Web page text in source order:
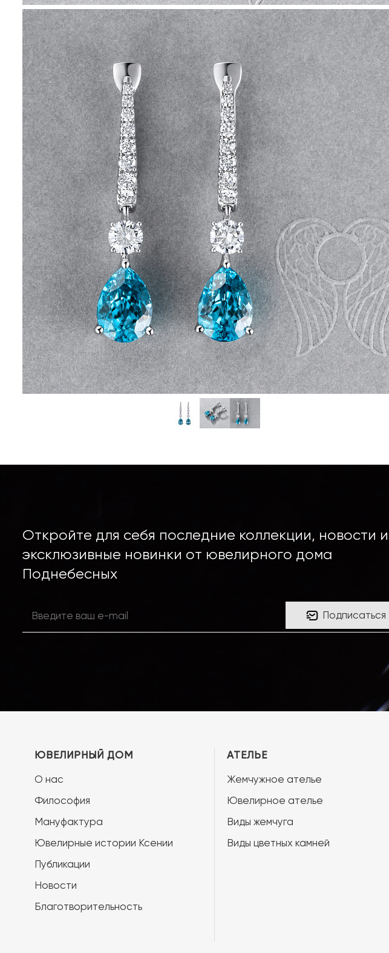
Откройте для себя последние коллекции, новости и
эксклюзивные новинки от ювелирного дома
Поднебесных
Подписаться
ЮВЕЛИРНЫЙ ДОМ
О нас
Философия
Мануфактура
Ювелирные истории Ксении
Публикации
Новости
Благотворительность
АТЕЛЬЕ
Жемчужное ателье
Ювелирное ателье
Виды жемчуга
Виды цветных камней